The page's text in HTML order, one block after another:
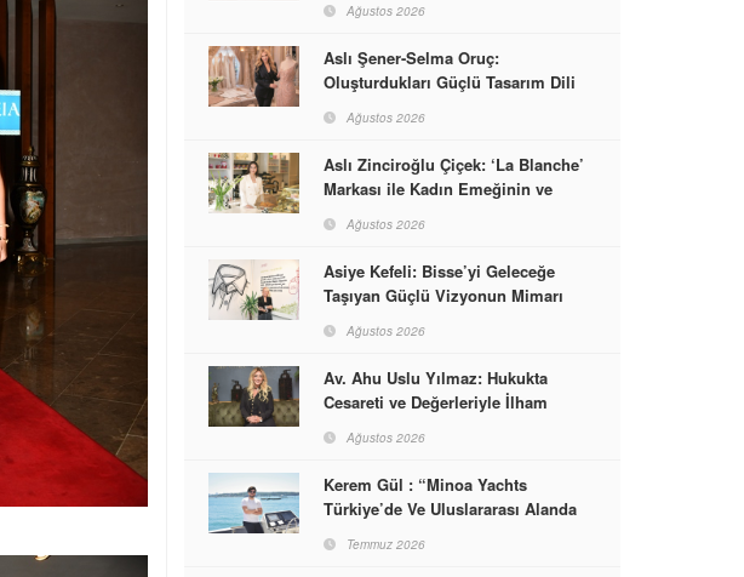
Ağustos 2026
Aslı Şener-Selma Oruç:
Oluşturdukları Güçlü Tasarım Dili
Dünyasına İmzalarını Attılar
Ağustos 2026
Aslı Zinciroğlu Çiçek: ‘La Blanche’
Markası ile Kadın Emeğinin ve
Başarabileceğinin En Güzel
Örneğini Sunuyor
Ağustos 2026
Asiye Kefeli: Bisse’yi Geleceğe
Taşıyan Güçlü Vizyonun Mimarı
Ağustos 2026
Av. Ahu Uslu Yılmaz: Hukukta
Cesareti ve Değerleriyle İlham
Ağustos 2026
Kerem Gül : “Minoa Yachts
Türkiye’de Ve Uluslararası Alanda
Markası Olacak”
Temmuz 2026